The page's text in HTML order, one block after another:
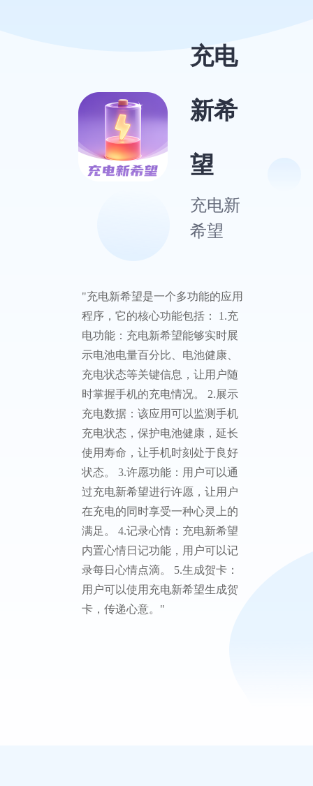
充电
新希
望
充电新
希望
"充电新希望是一个多功能的应用
程序，它的核心功能包括： 1.充
电功能：充电新希望能够实时展
示电池电量百分比、电池健康、
充电状态等关键信息，让用户随
时掌握手机的充电情况。 2.展示
充电数据：该应用可以监测手机
充电状态，保护电池健康，延长
使用寿命，让手机时刻处于良好
状态。 3.许愿功能：用户可以通
过充电新希望进行许愿，让用户
在充电的同时享受一种心灵上的
满足。 4.记录心情：充电新希望
内置心情日记功能，用户可以记
录每日心情点滴。 5.生成贺卡：
用户可以使用充电新希望生成贺
卡，传递心意。"